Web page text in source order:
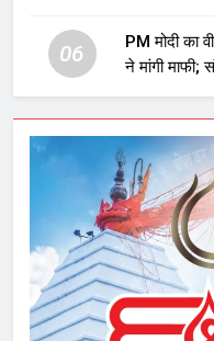
06
PM मोदी का
ने मांगी माफी;
घटनाक्रम